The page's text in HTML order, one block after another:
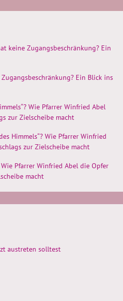
keine Zugangsbeschränkung? Ein
Ein Blick ins
Wie Pfarrer Winfried Abel
zur Zielscheibe macht
Himmels“? Wie Pfarrer Winfried
zur Zielscheibe macht
Wie Pfarrer Winfried Abel die Opfer
macht
austreten solltest